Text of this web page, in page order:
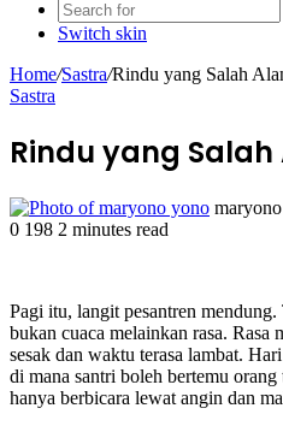
Switch skin
Home/Sastra/Rindu yang Salah
Sastra
Rindu yang
0 198 2 minutes read
Pagi itu, langit pesantren
bukan cuaca melainkan rasa. Rasa
sesak dan waktu terasa lambat.
di mana santri boleh bertemu
hanya berbicara lewat angin dan